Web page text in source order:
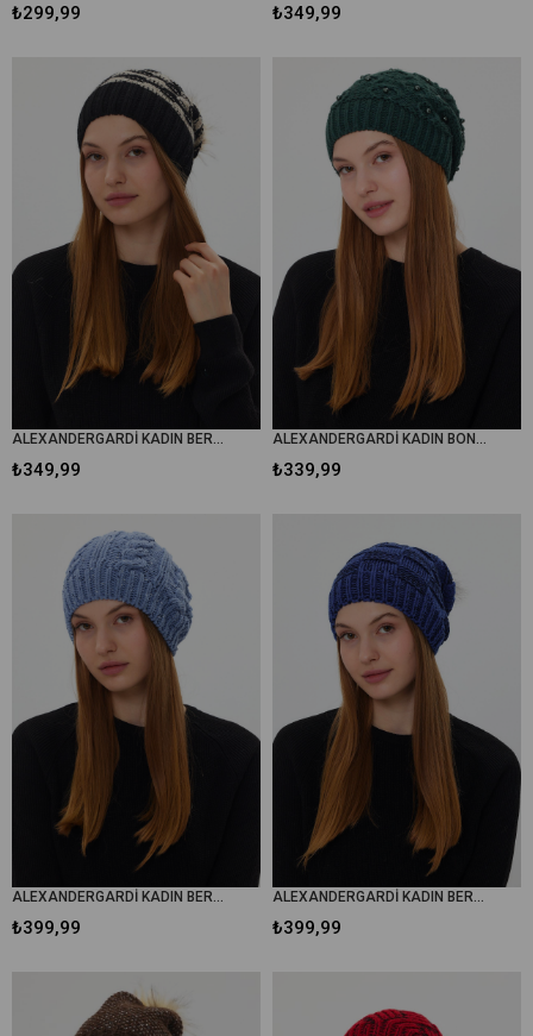
₺299,99 ₺349,99
ALEXANDERGARDİ KADIN BERE (5005)
₺349,99
ALEXANDERGARDİ KADIN BONCUK DETAYLI BERE (3013)
₺339,99
₺399,99 ₺399,99